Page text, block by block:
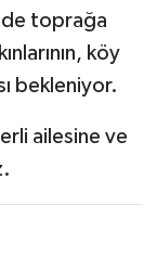
toprağa
köy
bekleniyor.
ailesine ve